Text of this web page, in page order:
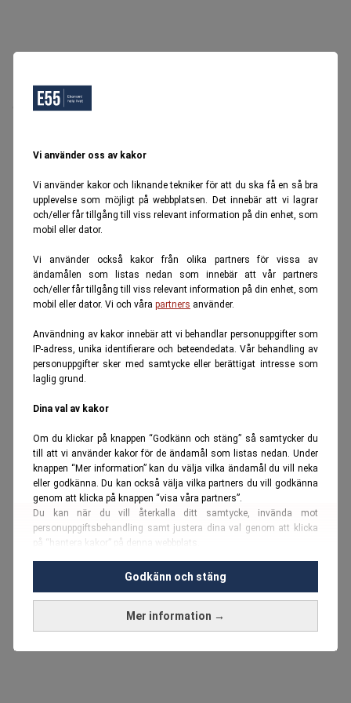
Vi använder oss av kakor
Vi använder kakor och liknande tekniker för att du ska få en så bra
upplevelse som möjligt på webbplatsen. Det innebär att vi lagrar
och/eller får tillgång till viss relevant information på din enhet, som
mobil eller dator.
Vi använder också kakor från olika partners för vissa av
ändamålen som listas nedan som innebär att vår partners
och/eller får tillgång till viss relevant information på din enhet, som
mobil eller dator. Vi och våra partners använder.
Användning av kakor innebär att vi behandlar personuppgifter som
IP-adress, unika identifierare och beteendedata. Vår behandling av
personuppgifter sker med samtycke eller berättigat intresse som
laglig grund.
Dina val av kakor
Om du klickar på knappen “Godkänn och stäng” så samtycker du
till att vi använder kakor för de ändamål som listas nedan. Under
knappen “Mer information” kan du välja vilka ändamål du vill neka
eller godkänna. Du kan också välja vilka partners du vill godkänna
genom att klicka på knappen “visa våra partners”.
Du kan när du vill återkalla ditt samtycke, invända mot
personuppgiftsbehandling samt justera dina val genom att klicka
på “hantera kakor” på denna webbplats.
Du kan fördjupa dig ytterligare i vårcookie-policy
Vi använder kakor och personuppgifter för dessa syften:
Nödvändiga cookies och liknande tekniker, anpassning av
Mer information →
Godkänn och stäng
Oops, Ett fel inträffade.